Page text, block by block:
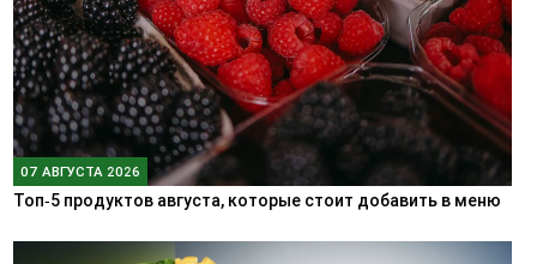
07 АВГУСТА 2026
Топ‑5 продуктов августа, которые стоит добавить в меню